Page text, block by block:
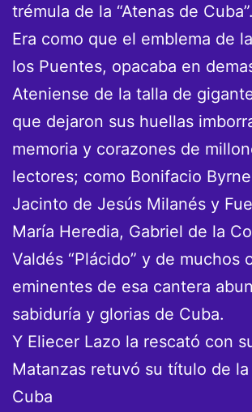
trémula de la “Atenas de Cuba”.
Era como que el emblema de
los Puentes, opacaba en
Ateniense de la talla de
que dejaron sus huellas
memoria y corazones de
lectores; como Bonifacio
Jacinto de Jesús Milanés y
María Heredia, Gabriel de la
Valdés “Plácido” y de muchos
eminentes de esa cantera
sabiduría y glorias de Cuba.
Y Eliecer Lazo la rescató con
Matanzas retuvó su título de
Cuba